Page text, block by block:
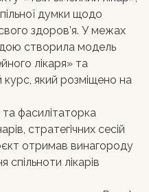
думки щодо
здоров’я. У межах
створила модель
лікаря» та
який розміщено на
фасилітаторка
стратегічних сесій
отримав винагороду
лікарів